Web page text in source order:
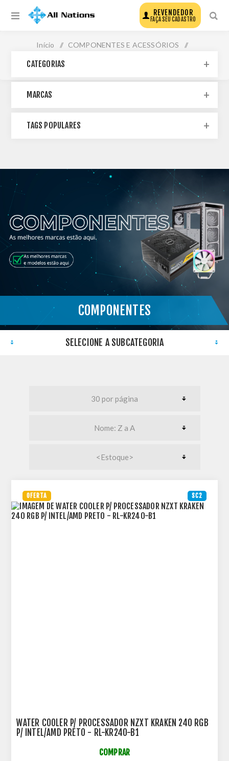
REVENDEDOR
FAÇA SEU CADASTRO
Início / COMPONENTES E ACESSÓRIOS /
}
COMPONENTES
SELECIONE A SUBCATEGORIA
SC2
OFERTA
WATER COOLER P/ PROCESSADOR NZXT KRAKEN 240 RGB
P/ INTEL/AMD PRETO - RL-KR240-B1
COMPRAR
CATEGORIAS
MARCAS
TAGS POPULARES